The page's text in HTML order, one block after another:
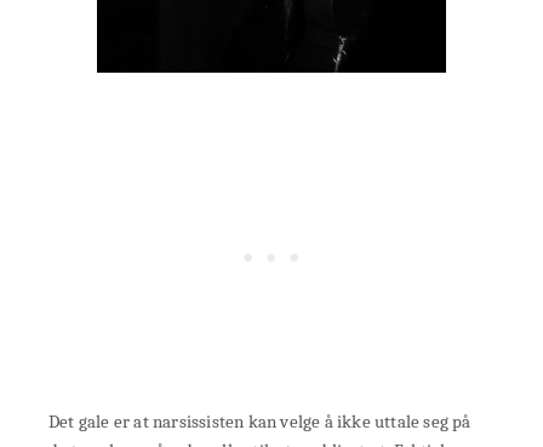
Det gale er at narsissisten kan velge å ikke uttale seg på